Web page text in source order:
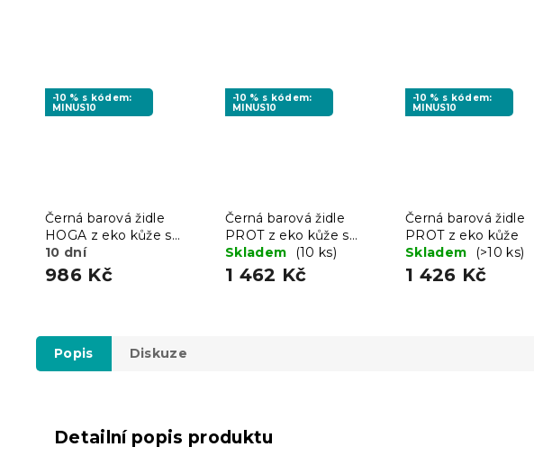
-10 % s kódem:
MINUS10
Černá barová židle
HOGA z eko kůže s
černou nohou
10 dní
986 Kč
-10 % s kódem:
MINUS10
Černá barová židle
PROT z eko kůže s
černou nohou
Skladem (10 ks)
1 462 Kč
-10 % s kódem:
MINUS10
Černá barová židle
PROT z eko kůže
Skladem
(>10 ks)
1 426 Kč
Popis Diskuze
Detailní popis produktu